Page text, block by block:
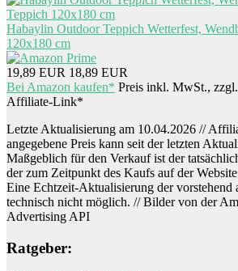
Habaylin Outdoor Teppich Wetterfest,
120x180 cm
19,89 EUR 18,89 EUR
Bei Amazon kaufen* Preis inkl. MwSt.,
Affiliate-Link*
Letzte Aktualisierung am 10.04.2026 //
angegebene Preis kann seit der letzten
Maßgeblich für den Verkauf ist der
der zum Zeitpunkt des Kaufs auf der
Eine Echtzeit-Aktualisierung der vorstehend
technisch nicht möglich. // Bilder von der
Advertising API
Ratgeber: